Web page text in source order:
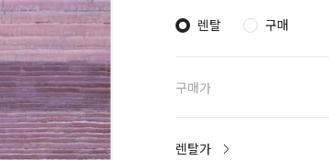
렌탈 구매
구매가
렌탈가